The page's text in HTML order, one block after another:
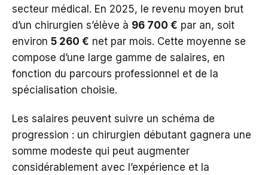
secteur médical. En 2025, le revenu moyen brut
d’un chirurgien s’élève à 96 700 € par an, soit
environ 5 260 € net par mois. Cette moyenne se
compose d’une large gamme de salaires, en
fonction du parcours professionnel et de la
spécialisation choisie.
Les salaires peuvent suivre un schéma de
progression : un chirurgien débutant gagnera une
somme modeste qui peut augmenter
considérablement avec l’expérience et la